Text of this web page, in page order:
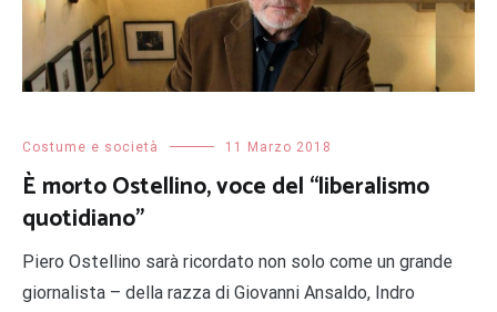
Costume e società 11 Marzo 2018
È morto Ostellino, voce del “liberalismo
quotidiano”
Piero Ostellino sarà ricordato non solo come un grande
giornalista – della razza di Giovanni Ansaldo, Indro